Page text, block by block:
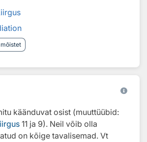
käänduvat osist (muuttüübid:
11 ja 9). Neil võib olla
on kõige tavalisemad. Vt